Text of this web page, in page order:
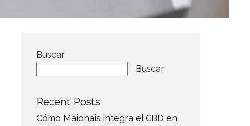
Buscar
Buscar
Recent Posts
Cómo Maionais integra el CBD en